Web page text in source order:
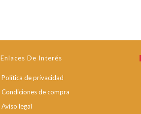
Enlaces De Interés
Política de privacidad
Condiciones de compra
Aviso legal